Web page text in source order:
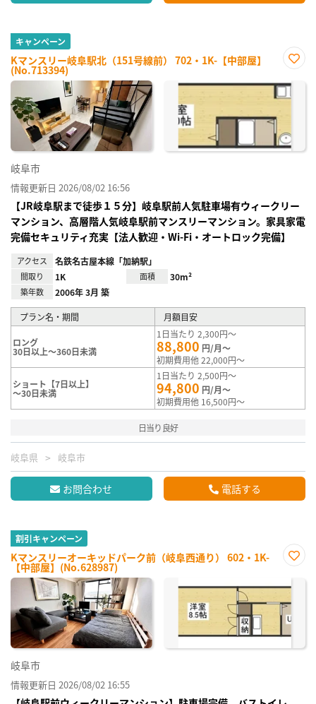
キャンペーン
Kマンスリー岐阜駅北（151号線前） 702・1K-【中部屋】
(No.713394)
に入
り登
岐阜市
情報更新日 2026/08/02 16:56
【JR岐阜駅まで徒歩１５分】岐阜駅前人気駐車場有ウィークリー
マンション、高層階人気岐阜駅前マンスリーマンション。家具家電
完備セキュリティ充実【法人歓迎・Wi-Fi・オートロック完備】
アクセス 名鉄名古屋本線「加納駅」
間取り 1K 面積 30m²
築年数 2006年 3月 築
プラン名・期間 月額目安
ロング
30日以上～360日未満
1日当たり 2,300円～
88,800 円/月～
初期費用他 22,000円～
ショート【7日以上】
～30日未満
1日当たり 2,500円～
94,800 円/月～
初期費用他 16,500円～
日当り良好
岐阜県 岐阜市
お問合わせ 電話する
割引キャンペーン
Kマンスリーオーキッドパーク前（岐阜西通り） 602・1K-
【中部屋】(No.628987)
に入
り登
録
岐阜市
情報更新日 2026/08/02 16:55